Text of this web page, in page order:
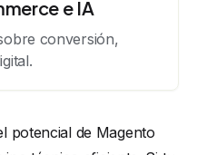
e IA
conversión,
potencial de Magento